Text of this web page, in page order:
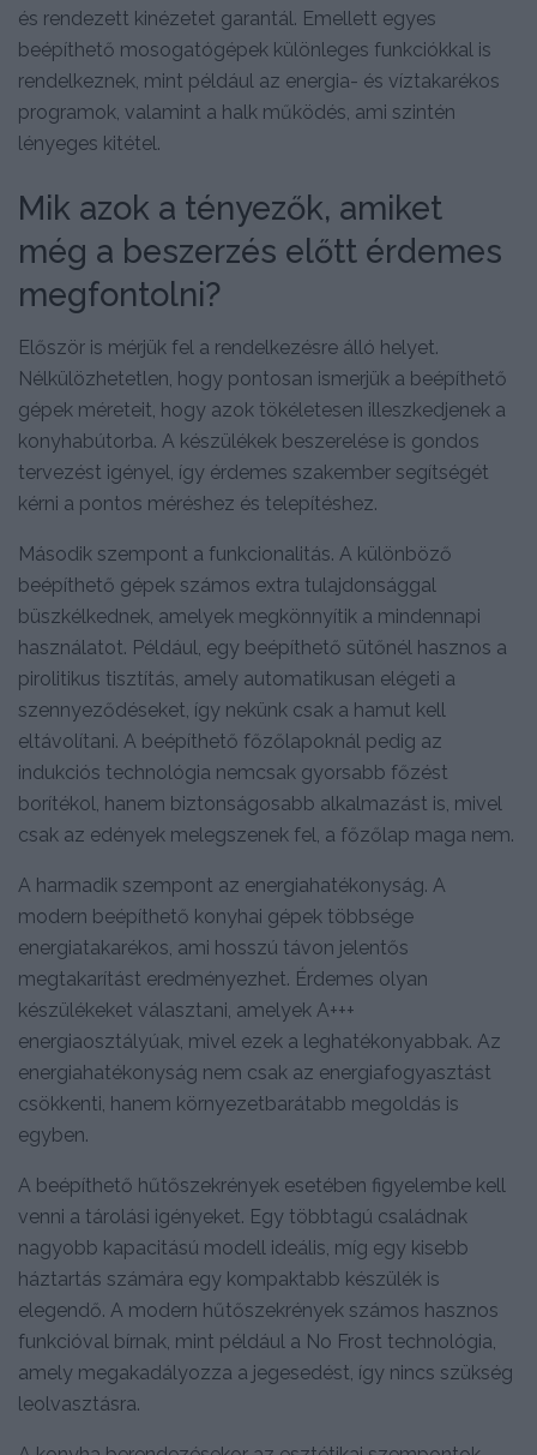
és rendezett kinézetet garantál. Emellett egyes
beépíthető mosogatógépek különleges funkciókkal is
rendelkeznek, mint például az energia- és víztakarékos
programok, valamint a halk működés, ami szintén
lényeges kitétel.
Mik azok a tényezők, amiket
még a beszerzés előtt érdemes
megfontolni?
Először is mérjük fel a rendelkezésre álló helyet.
Nélkülözhetetlen, hogy pontosan ismerjük a beépíthető
gépek méreteit, hogy azok tökéletesen illeszkedjenek a
konyhabútorba. A készülékek beszerelése is gondos
tervezést igényel, így érdemes szakember segítségét
kérni a pontos méréshez és telepítéshez.
Második szempont a funkcionalitás. A különböző
beépíthető gépek számos extra tulajdonsággal
büszkélkednek, amelyek megkönnyítik a mindennapi
használatot. Például, egy beépíthető sütőnél hasznos a
pirolitikus tisztítás, amely automatikusan elégeti a
szennyeződéseket, így nekünk csak a hamut kell
eltávolítani. A beépíthető főzőlapoknál pedig az
indukciós technológia nemcsak gyorsabb főzést
borítékol, hanem biztonságosabb alkalmazást is, mivel
csak az edények melegszenek fel, a főzőlap maga nem.
A harmadik szempont az energiahatékonyság. A
modern beépíthető konyhai gépek többsége
energiatakarékos, ami hosszú távon jelentős
megtakarítást eredményezhet. Érdemes olyan
készülékeket választani, amelyek A+++
energiaosztályúak, mivel ezek a leghatékonyabbak. Az
energiahatékonyság nem csak az energiafogyasztást
csökkenti, hanem környezetbarátabb megoldás is
egyben.
A beépíthető hűtőszekrények esetében figyelembe kell
venni a tárolási igényeket. Egy többtagú családnak
nagyobb kapacitású modell ideális, míg egy kisebb
háztartás számára egy kompaktabb készülék is
elegendő. A modern hűtőszekrények számos hasznos
funkcióval bírnak, mint például a No Frost technológia,
amely megakadályozza a jegesedést, így nincs szükség
leolvasztásra.